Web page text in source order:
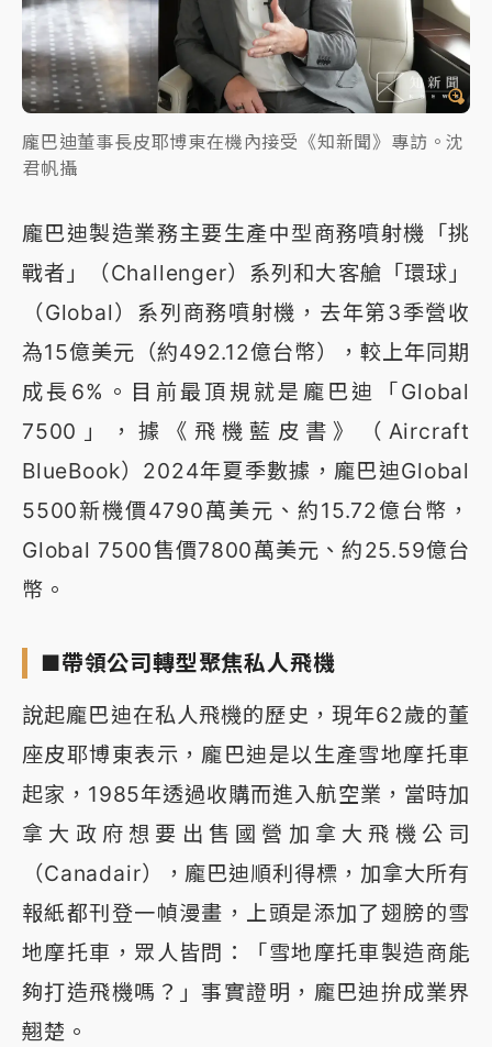
龐巴迪董事長皮耶博東在機內接受《知新聞》專訪。沈
君帆攝
龐巴迪製造業務主要生產中型商務噴射機「挑
戰者」（Challenger）系列和大客艙「環球」
（Global）系列商務噴射機，去年第3季營收
為15億美元（約492.12億台幣），較上年同期
成長6%。目前最頂規就是龐巴迪「Global
7500」，據《飛機藍皮書》（Aircraft
BlueBook）2024年夏季數據，龐巴迪Global
5500新機價4790萬美元、約15.72億台幣，
Global 7500售價7800萬美元、約25.59億台
幣。
■帶領公司轉型聚焦私人飛機
說起龐巴迪在私人飛機的歷史，現年62歲的董
座皮耶博東表示，龐巴迪是以生產雪地摩托車
起家，1985年透過收購而進入航空業，當時加
拿大政府想要出售國營加拿大飛機公司
（Canadair），龐巴迪順利得標，加拿大所有
報紙都刊登一幀漫畫，上頭是添加了翅膀的雪
地摩托車，眾人皆問：「雪地摩托車製造商能
夠打造飛機嗎？」事實證明，龐巴迪拚成業界
翹楚。